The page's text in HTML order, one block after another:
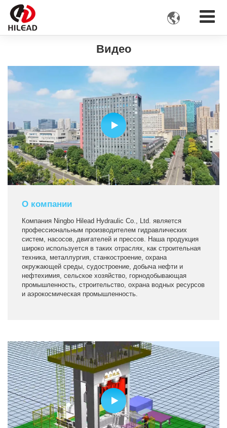

Видео
О компании
Компания Ningbo Hilead Hydraulic Co., Ltd. является
профессиональным производителем гидравлических
систем, насосов, двигателей и прессов. Наша продукция
широко используется в таких отраслях, как строительная
техника, металлургия, станкостроение, охрана
окружающей среды, судостроение, добыча нефти и
нефтехимия, сельское хозяйство, горнодобывающая
промышленность, строительство, охрана водных ресурсов
и аэрокосмическая промышленность.